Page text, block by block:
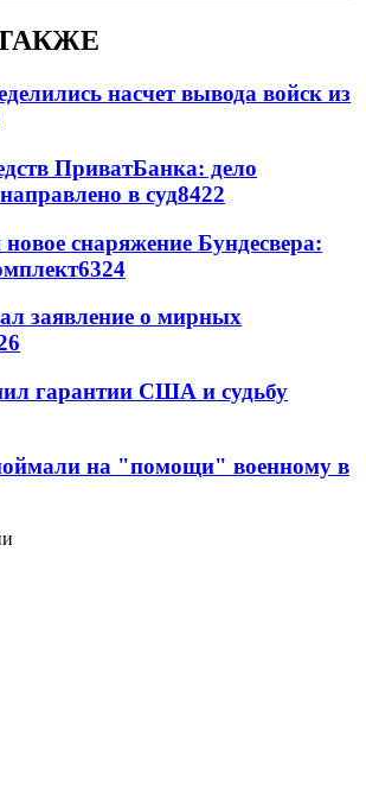
насчет вывода войск из
ПриватБанка: дело
в суд8422
снаряжение Бундесвера:
6324
заявление о мирных
гарантии США и судьбу
на "помощи" военному в